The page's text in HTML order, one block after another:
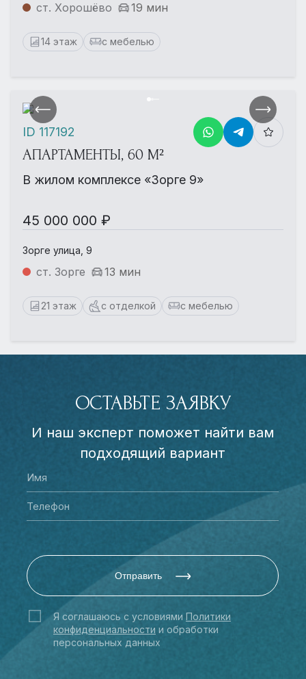
ст. Хорошёво
19 мин
14 этаж с мебелью
АПАРТАМЕНТЫ, 60 М²
В жилом комплексе «Зорге 9»
45 000 000 ₽
Зорге улица, 9
ст. Зорге 13 мин
21 этаж с отделкой с мебелью
ID 117192
ОСТАВЬТЕ ЗАЯВКУ
И наш эксперт поможет найти вам
подходящий вариант
Я соглашаюсь с условиями Политики
конфиденциальности и обработки
персональных данных
Отправить